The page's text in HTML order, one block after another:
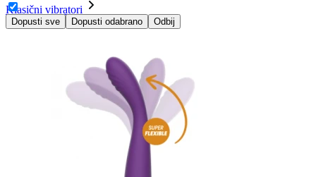
Dopusti sve Dopusti odabrano Odbij
Klasični vibratori
Vibrator Rewolution Rewostim